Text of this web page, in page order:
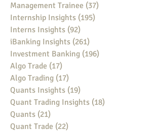
Management Trainee (37)
Internship Insights (195)
Interns Insights (92)
iBanking Insights (261)
Investment Banking (196)
Algo Trade (17)
Algo Trading (17)
Quants Insights (19)
Quant Trading Insights (18)
Quants (21)
Quant Trade (22)